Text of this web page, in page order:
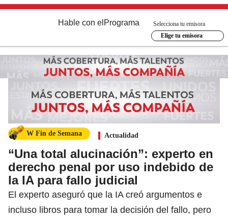
Hable con el Programa
Selecciona tu emisora
Elige tu emisora
W Fin de Semana Actualidad
“Una total alucinación”: experto en
derecho penal por uso indebido de
la IA para fallo judicial
El experto aseguró que la IA creó argumentos e
incluso libros para tomar la decisión del fallo, pero